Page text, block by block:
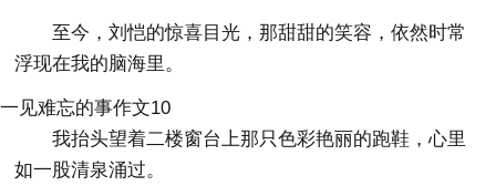
至今，刘恺的惊喜目光，那甜甜的笑容，依然时常
浮现在我的脑海里。
一见难忘的事作文10
我抬头望着二楼窗台上那只色彩艳丽的跑鞋，心里
如一股清泉涌过。